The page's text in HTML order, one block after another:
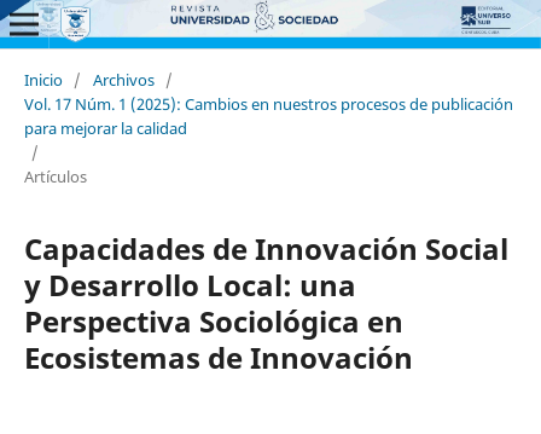
Inicio / Archivos /
Vol. 17 Núm. 1 (2025): Cambios en nuestros procesos de publicación
para mejorar la calidad
/
Artículos
Capacidades de Innovación Social
y Desarrollo Local: una
Perspectiva Sociológica en
Ecosistemas de Innovación